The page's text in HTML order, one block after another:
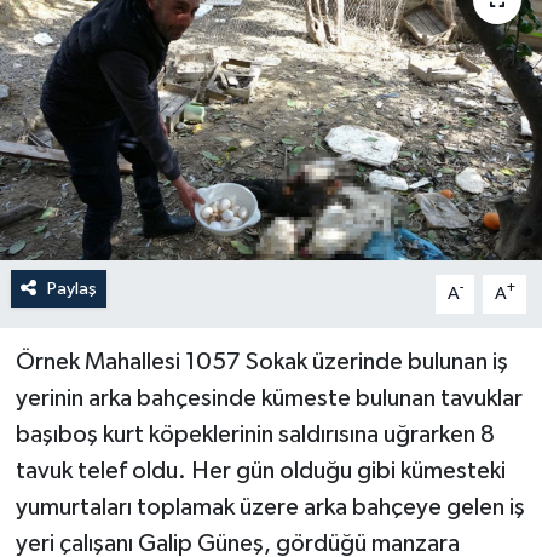
Paylaş A- A+
Örnek Mahallesi 1057 Sokak üzerinde bulunan iş
yerinin arka bahçesinde kümeste bulunan tavuklar
başıboş kurt köpeklerinin saldırısına uğrarken 8
tavuk telef oldu. Her gün olduğu gibi kümesteki
yumurtaları toplamak üzere arka bahçeye gelen iş
yeri çalışanı Galip Güneş, gördüğü manzara
Haberler
KANALV Spor
Kültür Sanat
Magazin
Öğle Bülteni
Sosyal medya
Spor